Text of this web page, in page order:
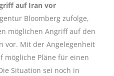
auf Iran vor
Bloomberg zufolge,
möglichen Angriff auf den
vor. Mit der Angelegenheit
mögliche Pläne für einen
Situation sei noch in